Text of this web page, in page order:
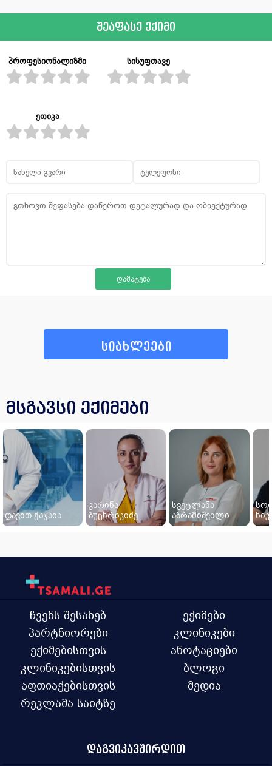
შეაფასე ექიმი
პროფესიონალიზმი სისუფთავე
ეთიკა
სიახლეები
მსგავსი ექიმები
დავით ქაჯაია
კარინა
ბუცხრიკიძე
სვეტლანა
აბრამიშვილი
ჩვენს შესახებ
პარტნიორები
ექიმებისთვის
კლინიკებისთვის
აფთიაქებისთვის
რეკლამა საიტზე
ექიმები
კლინიკები
ანოტაციები
ბლოგი
მედია
დაგვიკავშირდით